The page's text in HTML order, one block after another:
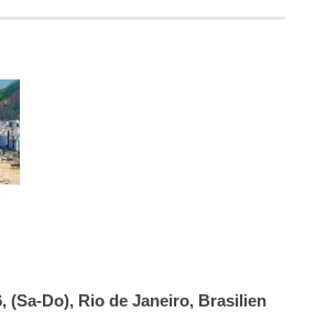
(Sa-Do), Rio de Janeiro, Brasilien